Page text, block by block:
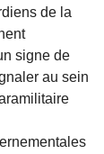
de la
signe de
au sein